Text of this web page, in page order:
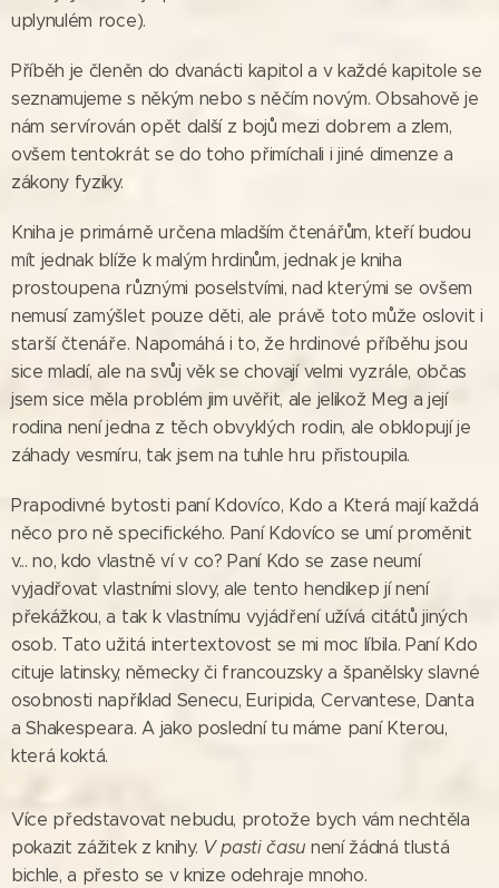
uplynulém roce).
Příběh je členěn do dvanácti kapitol a v každé kapitole se
seznamujeme s někým nebo s něčím novým. Obsahově je
nám servírován opět další z bojů mezi dobrem a zlem,
ovšem tentokrát se do toho přimíchali i jiné dimenze a
zákony fyziky.
Kniha je primárně určena mladším čtenářům, kteří budou
mít jednak blíže k malým hrdinům, jednak je kniha
prostoupena různými poselstvími, nad kterými se ovšem
nemusí zamýšlet pouze děti, ale právě toto může oslovit i
starší čtenáře. Napomáhá i to, že hrdinové příběhu jsou
sice mladí, ale na svůj věk se chovají velmi vyzrále, občas
jsem sice měla problém jim uvěřit, ale jelikož Meg a její
rodina není jedna z těch obvyklých rodin, ale obklopují je
záhady vesmíru, tak jsem na tuhle hru přistoupila.
Prapodivné bytosti paní Kdovíco, Kdo a Která mají každá
něco pro ně specifického. Paní Kdovíco se umí proměnit
v... no, kdo vlastně ví v co? Paní Kdo se zase neumí
vyjadřovat vlastními slovy, ale tento hendikep jí není
překážkou, a tak k vlastnímu vyjádření užívá citátů jiných
osob. Tato užitá intertextovost se mi moc líbila. Paní Kdo
cituje latinsky, německy či francouzsky a španělsky slavné
osobnosti například Senecu, Euripida, Cervantese, Danta
a Shakespeara. A jako poslední tu máme paní Kterou,
která koktá.
Více představovat nebudu, protože bych vám nechtěla
pokazit zážitek z knihy. V pasti času není žádná tlustá
bichle, a přesto se v knize odehraje mnoho.